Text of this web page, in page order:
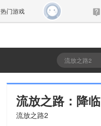
热门游戏
新仙侠5
流放之路：降临
流放之路2